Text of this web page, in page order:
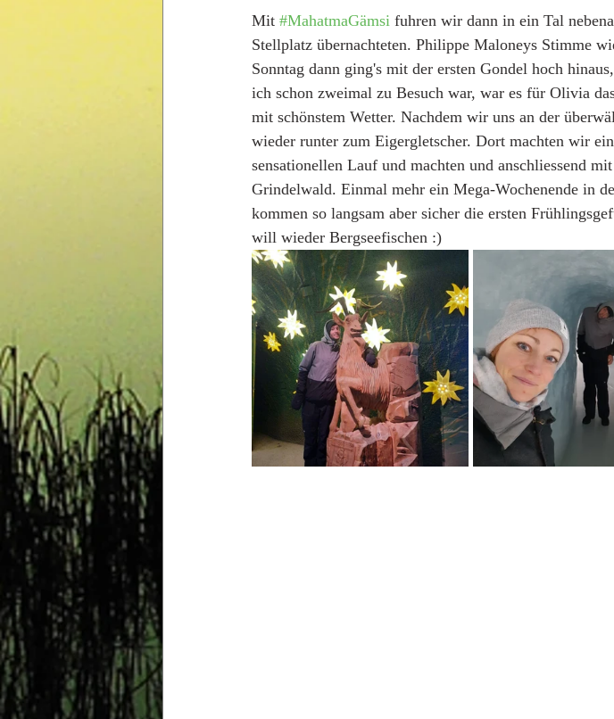
Mit #MahatmaGämsi fuhren wir dann in ein Tal
Stellplatz übernachteten. Philippe Maloneys Stimme
Sonntag dann ging's mit der ersten Gondel hoch
ich schon zweimal zu Besuch war, war es für Olivia
mit schönstem Wetter. Nachdem wir uns an der
wieder runter zum Eigergletscher. Dort machten wir
sensationellen Lauf und machten und anschliessend
Grindelwald. Einmal mehr ein Mega-Wochenende in
kommen so langsam aber sicher die ersten
will wieder Bergseefischen :)